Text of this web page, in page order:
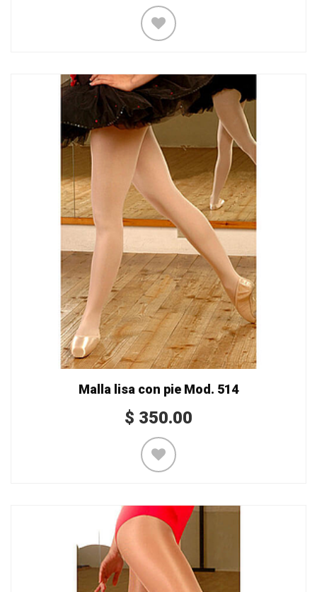
Malla lisa con pie Mod. 514
$ 350.00